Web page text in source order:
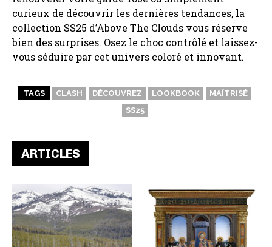
curieux de découvrir les dernières tendances, la
collection SS25 d’Above The Clouds vous réserve
bien des surprises. Osez le choc contrôlé et laissez-
vous séduire par cet univers coloré et innovant.
TAGS CLASH DÉCOUVREZ LOOKBOOK
MAÎTRISÉ
SS25
ARTICLES